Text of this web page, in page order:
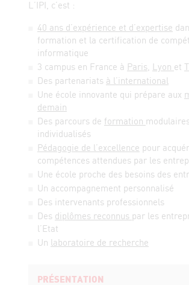
L’IPI, c’est :
40 ans d’expérience et d’expertise
formation et la certification de
informatique
3 campus en France à Paris Lyon et
Des partenariats à l’international
Une école innovante qui prépare aux
demain
Des parcours de formation
individualisés
Pédagogie de l’excellence pour
compétences attendues par les
Une école proche des besoins des
Un accompagnement personnalisé
Des intervenants professionnels
Des diplômes reconnus par les
l’Etat
Un laboratoire de recherche
PRÉSENTATION